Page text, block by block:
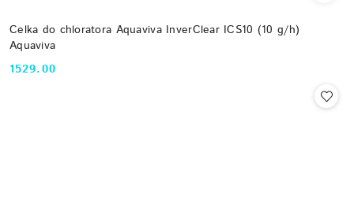
Celka do chloratora Aquaviva InverClear ICS10 (10 g/h)
Aquaviva
Cena:
1529.00